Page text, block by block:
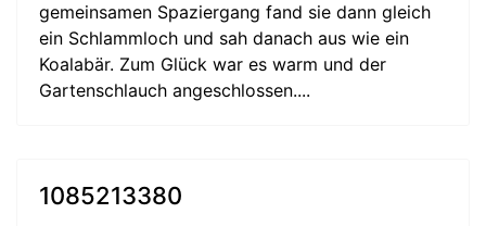
gemeinsamen Spaziergang fand sie dann gleich
ein Schlammloch und sah danach aus wie ein
Koalabär. Zum Glück war es warm und der
Gartenschlauch angeschlossen....
1085213380